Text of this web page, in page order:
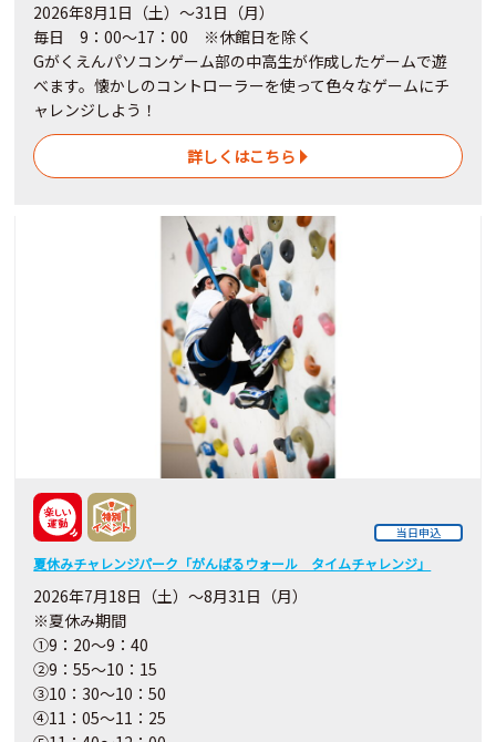
2026年8月1日（土）～31日（月）
毎日 9：00～17：00 ※休館日を除く
Gがくえんパソコンゲーム部の中高生が作成したゲームで遊
べます。懐かしのコントローラーを使って色々なゲームにチ
ャレンジしよう！
詳しくはこちら
当日申込
夏休みチャレンジパーク「がんばるウォール タイムチャレンジ」
2026年7月18日（土）～8月31日（月）
※夏休み期間
①9：20～9：40
②9：55～10：15
③10：30～10：50
④11：05～11：25